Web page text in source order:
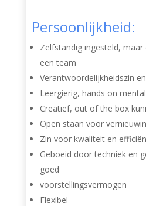
Persoonlijkheid:
Zelfstandig ingesteld,
een team
Verantwoordelijkheidszin
Leergierig, hands on
Creatief, out of the box
Open staan voor
Zin voor kwaliteit en
Geboeid door techniek en
goed
voorstellingsvermogen
Flexibel